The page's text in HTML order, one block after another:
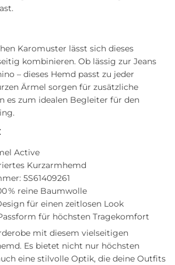
Karomuster lässt sich dieses
kombinieren. Ob lässig zur Jeans
– dieses Hemd passt zu jeder
Ärmel sorgen für zusätzliche
es zum idealen Begleiter für den
Active
Kurzarmhemd
5S61409261
% reine Baumwolle
für einen zeitlosen Look
für höchsten Tragekomfort
mit diesem vielseitigen
Es bietet nicht nur höchsten
eine stilvolle Optik, die deine Outfits